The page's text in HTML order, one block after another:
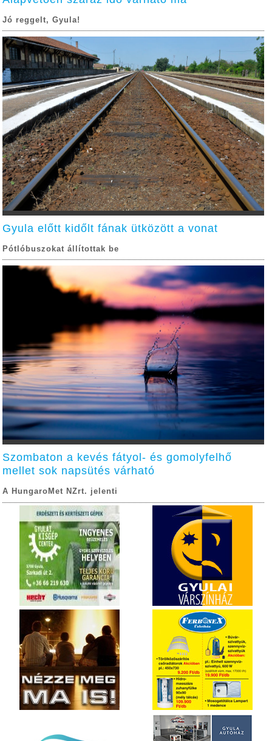
Jó reggelt, Gyula!
Gyula előtt kidőlt fának ütközött a vonat
Pótlóbuszokat állítottak be
Szombaton a kevés fátyol- és gomolyfelhő
mellet sok napsütés várható
A HungaroMet NZrt. jelenti